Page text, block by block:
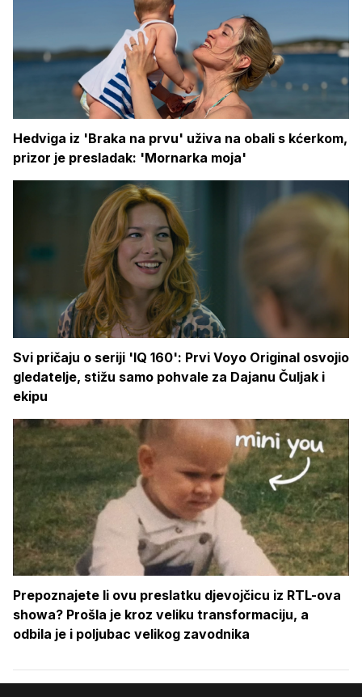
Hedviga iz 'Braka na prvu' uživa na obali s kćerkom,
prizor je presladak: 'Mornarka moja'
Svi pričaju o seriji 'IQ 160': Prvi Voyo Original osvojio
gledatelje, stižu samo pohvale za Dajanu Čuljak i
ekipu
Prepoznajete li ovu preslatku djevojčicu iz RTL-ova
showa? Prošla je kroz veliku transformaciju, a
odbila je i poljubac velikog zavodnika